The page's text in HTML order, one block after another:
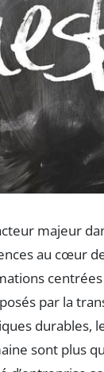
majeur
au cœur
par la
durables,
sont plus